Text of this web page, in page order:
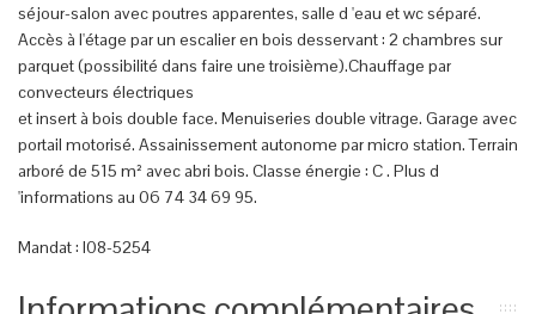
séjour-salon avec poutres apparentes, salle d 'eau et wc séparé.
Accès à l'étage par un escalier en bois desservant : 2 chambres sur
parquet (possibilité dans faire une troisième).Chauffage par
convecteurs électriques
et insert à bois double face. Menuiseries double vitrage. Garage avec
portail motorisé. Assainissement autonome par micro station. Terrain
arboré de 515 m² avec abri bois. Classe énergie : C . Plus d
'informations au 06 74 34 69 95.
Mandat : I08-5254